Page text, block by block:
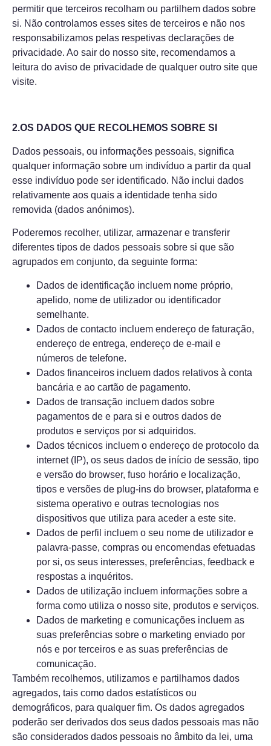
permitir que terceiros recolham ou partilhem dados sobre
si. Não controlamos esses sites de terceiros e não nos
responsabilizamos pelas respetivas declarações de
privacidade. Ao sair do nosso site, recomendamos a
leitura do aviso de privacidade de qualquer outro site que
visite.
2.OS DADOS QUE RECOLHEMOS SOBRE SI
Dados pessoais, ou informações pessoais, significa
qualquer informação sobre um indivíduo a partir da qual
esse indivíduo pode ser identificado. Não inclui dados
relativamente aos quais a identidade tenha sido
removida (dados anónimos).
Poderemos recolher, utilizar, armazenar e transferir
diferentes tipos de dados pessoais sobre si que são
agrupados em conjunto, da seguinte forma:
Dados de identificação incluem nome próprio,
apelido, nome de utilizador ou identificador
semelhante.
Dados de contacto incluem endereço de faturação,
endereço de entrega, endereço de e-mail e
números de telefone.
Dados financeiros incluem dados relativos à conta
bancária e ao cartão de pagamento.
Dados de transação incluem dados sobre
pagamentos de e para si e outros dados de
produtos e serviços por si adquiridos.
Dados técnicos incluem o endereço de protocolo da
internet (IP), os seus dados de início de sessão, tipo
e versão do browser, fuso horário e localização,
tipos e versões de plug-ins do browser, plataforma e
sistema operativo e outras tecnologias nos
dispositivos que utiliza para aceder a este site.
Dados de perfil incluem o seu nome de utilizador e
palavra-passe, compras ou encomendas efetuadas
por si, os seus interesses, preferências, feedback e
respostas a inquéritos.
Dados de utilização incluem informações sobre a
forma como utiliza o nosso site, produtos e serviços.
Dados de marketing e comunicações incluem as
suas preferências sobre o marketing enviado por
nós e por terceiros e as suas preferências de
comunicação.
Também recolhemos, utilizamos e partilhamos dados
agregados, tais como dados estatísticos ou
demográficos, para qualquer fim. Os dados agregados
poderão ser derivados dos seus dados pessoais mas não
são considerados dados pessoais no âmbito da lei, uma